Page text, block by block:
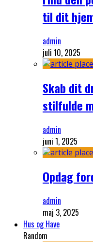
til dit
admin
juli 10, 2025
Skab dit
stilfulde
admin
juni 1, 2025
Opdag
admin
maj 3, 2025
Hus og Have
Random